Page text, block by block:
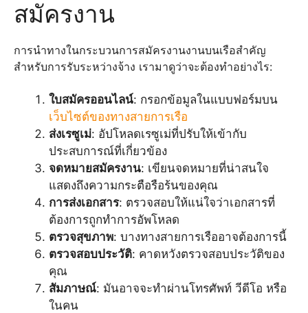
สมัครงาน
การนำทางในกระบวนการสมัครงานงานบนเรือสำคัญ
สำหรับการรับระหว่างจ้าง เรามาดูว่าจะต้องทำอย่างไร:
ใบสมัครออนไลน์: กรอกข้อมูลในแบบฟอร์มบน
เว็บไซต์ของทางสายการเรือ
ส่งเรซูเม่: อัปโหลดเรซูเม่ที่ปรับให้เข้ากับ
ประสบการณ์ที่เกี่ยวข้อง
จดหมายสมัครงาน: เขียนจดหมายที่น่าสนใจ
แสดงถึงความกระตือรือร้นของคุณ
การส่งเอกสาร: ตรวจสอบให้แน่ใจว่าเอกสารที่
ต้องการถูกทำการอัพโหลด
ตรวจสุขภาพ: บางทางสายการเรืออาจต้องการนี้
ตรวจสอบประวัติ: คาดหวังตรวจสอบประวัติของ
คุณ
สัมภาษณ์: มันอาจจะทำผ่านโทรศัพท์ วีดีโอ หรือ
ในคน